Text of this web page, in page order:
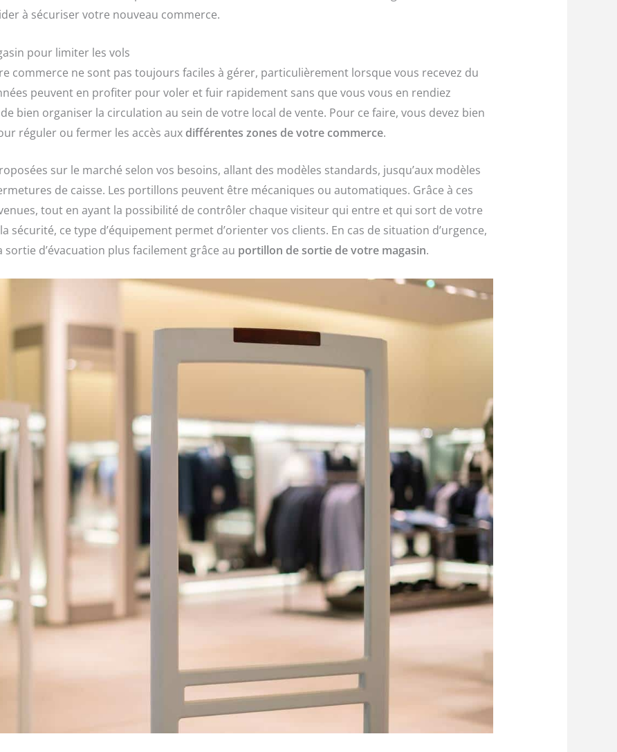
à sécuriser votre nouveau commerce.
pour limiter les vols
commerce ne sont pas toujours faciles à gérer, particulièrement lorsque vous recevez du
peuvent en profiter pour voler et fuir rapidement sans que vous vous en rendiez
bien organiser la circulation au sein de votre local de vente. Pour ce faire, vous devez bien
réguler ou fermer les accès aux différentes zones de votre commerce.
sur le marché selon vos besoins, allant des modèles standards, jusqu’aux modèles
de caisse. Les portillons peuvent être mécaniques ou automatiques. Grâce à ces
tout en ayant la possibilité de contrôler chaque visiteur qui entre et qui sort de votre
sécurité, ce type d’équipement permet d’orienter vos clients. En cas de situation d’urgence,
d’évacuation plus facilement grâce au portillon de sortie de votre magasin.